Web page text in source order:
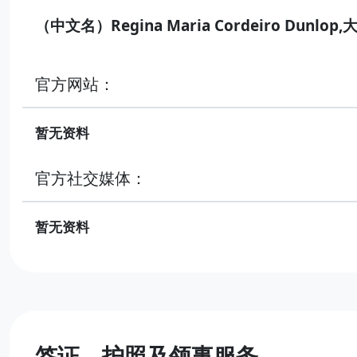
（中文名）Regina Maria Cordeiro Dunlop,
官方网站：
暂无资料
官方社交媒体：
暂无资料